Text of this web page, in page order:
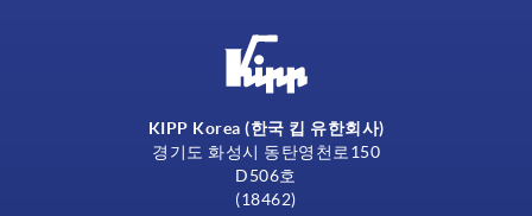
KIPP Korea (한국 킵 유한회사)
경기도 화성시 동탄영천로150
D506호
(18462)